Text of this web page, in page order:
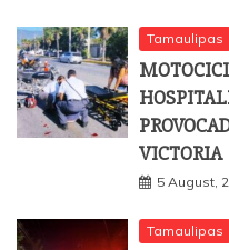
Tamaulipas
VICTORIA
5 August,
Tamaulipas